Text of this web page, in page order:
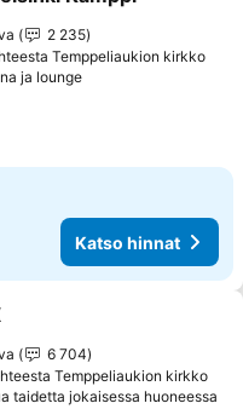
suosikkeihin
2 235
Temppeliaukion kirkko
ja loungeKatso hinnat
Katso hinnat
suosikkeihin
6 704
Temppeliaukion kirkko
taidetta jokaisessa huoneessa